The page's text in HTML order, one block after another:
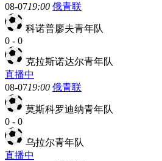
08-0719:00 俄青联
科诺普廖夫青年队
0 - 0
克拉斯诺达尔青年队
直播中
08-0719:00 俄青联
莫斯科罗迪纳青年队
0 - 0
乌拉尔青年队
直播中